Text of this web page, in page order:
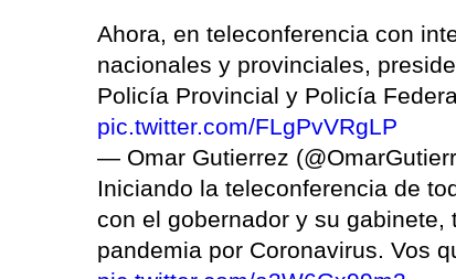
Ahora, en teleconferencia con
nacionales y provinciales,
Policía Provincial y Policía
pic.twitter.com/FLgPvVRgLP
— Omar Gutierrez
Iniciando la teleconferencia de
con el gobernador y su
pandemia por Coronavirus. Vos